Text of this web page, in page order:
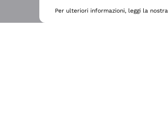
Per ulteriori informazioni, leggi la nostra